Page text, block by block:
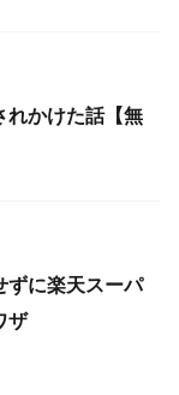
れかけた話【無
ずに楽天スーパ
ザ